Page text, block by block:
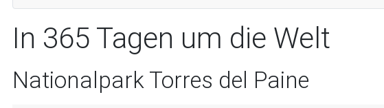
In 365 Tagen um die Welt
Nationalpark Torres del Paine